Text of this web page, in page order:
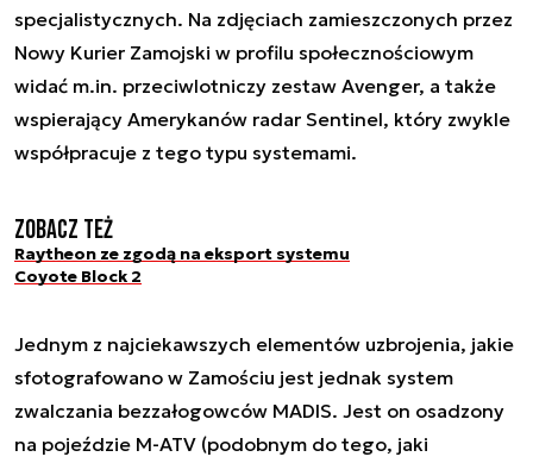
specjalistycznych. Na zdjęciach zamieszczonych przez
Nowy Kurier Zamojski w profilu społecznościowym
widać m.in. przeciwlotniczy zestaw Avenger, a także
wspierający Amerykanów radar Sentinel, który zwykle
współpracuje z tego typu systemami.
Zobacz też
Raytheon ze zgodą na eksport systemu
Coyote Block 2
Jednym z najciekawszych elementów uzbrojenia, jakie
sfotografowano w Zamościu jest jednak system
zwalczania bezzałogowców MADIS. Jest on osadzony
na pojeździe M-ATV (podobnym do tego, jaki